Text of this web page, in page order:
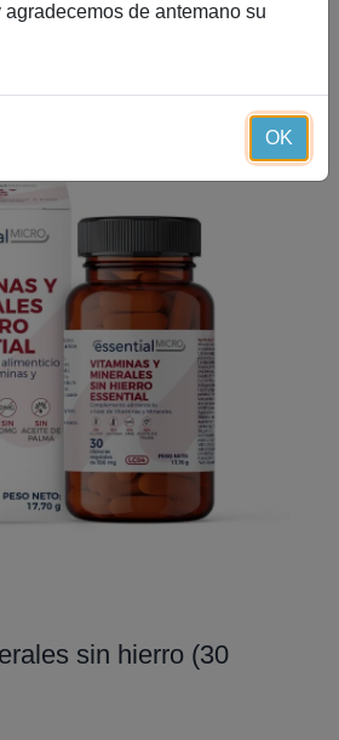
sin hierro (30
de antemano su
OK